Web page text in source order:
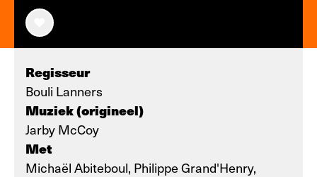
Regisseur
Bouli Lanners
Muziek (origineel)
Jarby McCoy
Met
Michaël Abiteboul, Philippe Grand'Henry,